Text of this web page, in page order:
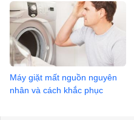
Máy giặt mất nguồn nguyên
nhân và cách khắc phục